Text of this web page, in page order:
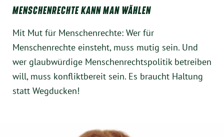
MENSCHENRECHTE KANN MAN WÄHLEN
Mit Mut für Menschenrechte: Wer für
Menschenrechte einsteht, muss mutig sein. Und
wer glaubwürdige Menschenrechtspolitik betreiben
will, muss konfliktbereit sein. Es braucht Haltung
statt Wegducken!